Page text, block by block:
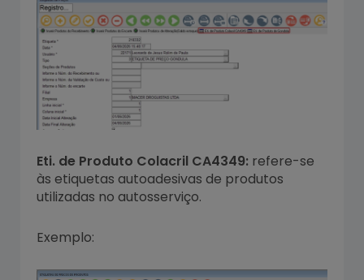
Eti. de Produto Colacril CA4349: refere-se
às etiquetas autoadesivas de produtos
utilizadas no autosserviço.
Exemplo: